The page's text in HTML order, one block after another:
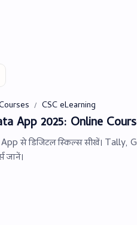
CSC eLearning
App 2025: Online
से डिजिटल स्किल्स सीखें। Tally,
जानें।